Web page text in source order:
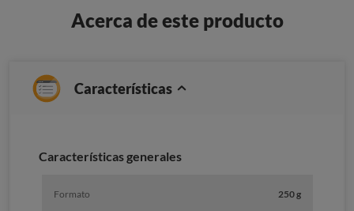
Acerca de este producto
Características
Características generales
Formato 250 g